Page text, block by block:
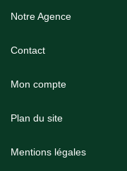
Notre Agence
Contact
Mon compte
Plan du site
Mentions légales